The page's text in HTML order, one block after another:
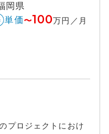
岡県
単価〜100万円／月
プロジェクトにおけ